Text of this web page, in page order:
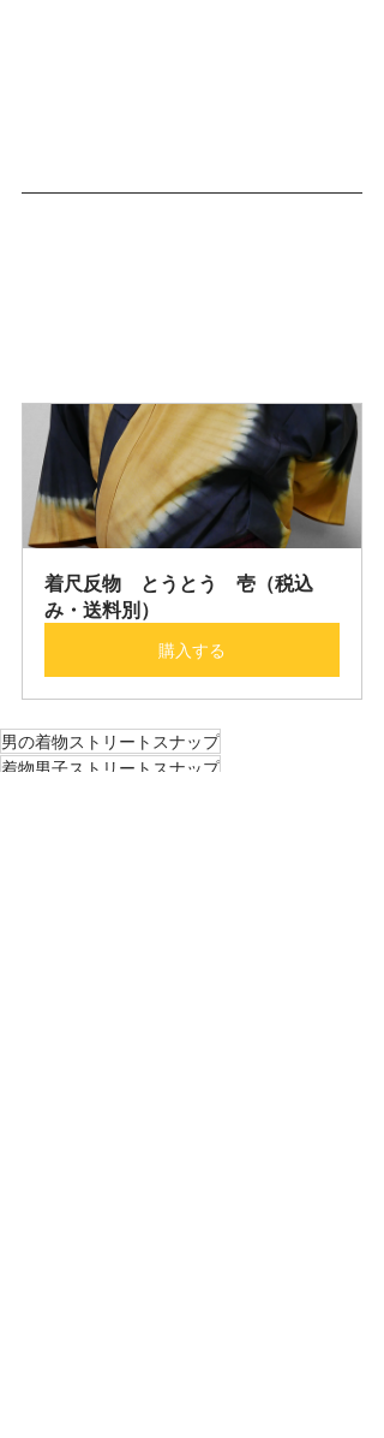
着尺反物　とうとう　壱（税込
み・送料別）
購入する
男の着物ストリートスナップ
着物男子ストリートスナップ